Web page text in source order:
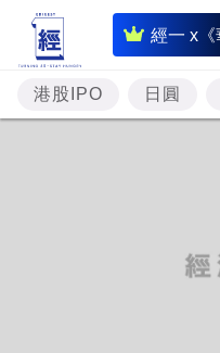
經一 x《
即
時
財
經
港股IPO 日圓